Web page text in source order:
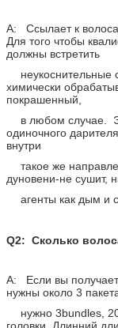
A: Ссылает к
Для того чтобы
должны встретить
химически
покрашенный,
в любом случае.
одиночного
внутри
такое же
дуновени-не сушит,
агенты как дым и
Q2: Сколько
A: Если вы
нужны около 3
нужно 3bundles,